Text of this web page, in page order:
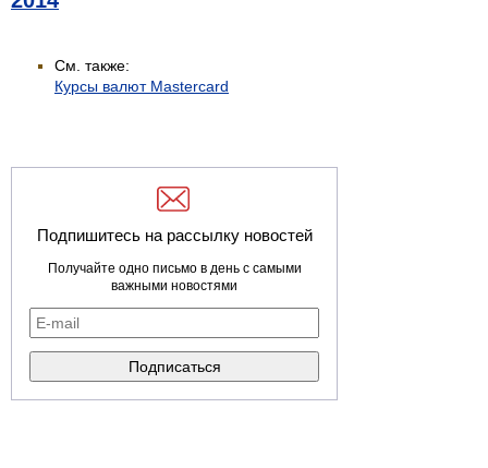
См. также:
Курсы валют Mastercard
Подпишитесь на рассылку новостей
Получайте одно письмо в день с самыми
важными новостями